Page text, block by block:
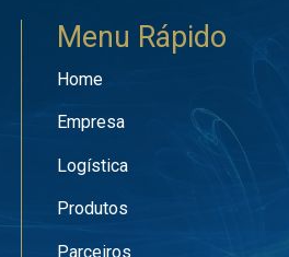
Menu Rápido
Home
Empresa
Logística
Produtos
Parceiros